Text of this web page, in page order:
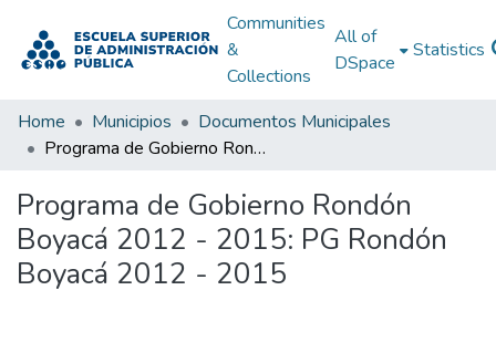
Communities
&
Collections
All of
DSpace
Statistics
Home Municipios
Documentos Municipales
Programa de Gobierno Rondón Boyacá 2012 - 2015: PG Rondón Boyacá 2012 - 2015
Programa de Gobierno Rondón
Boyacá 2012 - 2015: PG Rondón
Boyacá 2012 - 2015